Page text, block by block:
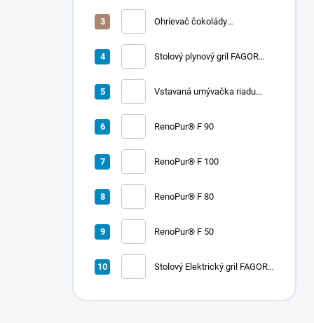
Ohrievač čokolády
Stolový plynový gril FAGOR
Vstavaná umývačka riadu
RenoPur® F 90
RenoPur® F 100
RenoPur® F 80
RenoPur® F 50
Stolový Elektrický gril FAGOR